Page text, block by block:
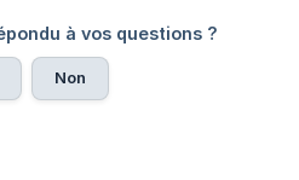
à vos questions ?
Non